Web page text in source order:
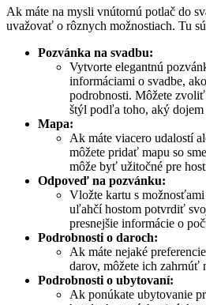
Ak máte na mysli vnútornú potlač do
uvažovať o rôznych možnostiach. Tu
Pozvánka na svadbu:
Vytvorte elegantnú
informáciami o svadbe,
podrobnosti. Môžete
štýl podľa toho, aký
Mapa:
Ak máte viacero udalostí
môžete pridať mapu so
môže byť užitočné pre
Odpoveď na pozvánku:
Vložte kartu s
uľahčí hostom potvrdiť
presnejšie informácie o
Podrobnosti o daroch:
Ak máte nejaké
darov, môžete ich zahrnúť
Podrobnosti o ubytovaní:
Ak ponúkate ubytovanie